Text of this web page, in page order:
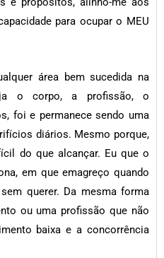
para ocupar o MEU
área bem sucedida na
o corpo, a profissão, o
foi e permanece sendo uma
diários. Mesmo porque,
do que alcançar. Eu que o
em que emagreço quando
querer. Da mesma forma
ou uma profissão que não
baixa e a concorrência